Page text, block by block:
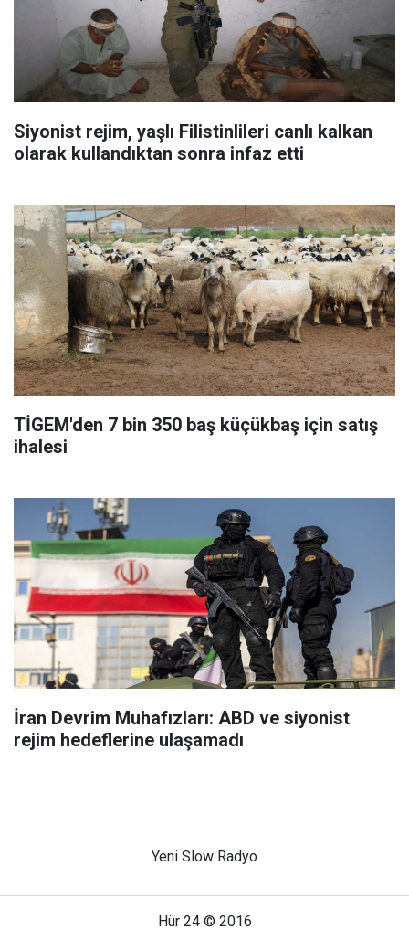
Siyonist rejim, yaşlı Filistinlileri canlı kalkan
olarak kullandıktan sonra infaz etti
TİGEM'den 7 bin 350 baş küçükbaş için satış
ihalesi
İran Devrim Muhafızları: ABD ve siyonist
rejim hedeflerine ulaşamadı
Yeni Slow Radyo
Hür 24 © 2016